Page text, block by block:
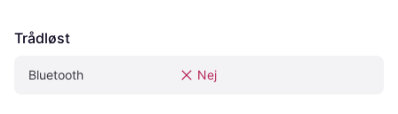
Trådløst
Bluetooth Nej